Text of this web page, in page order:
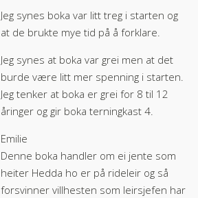
Jeg synes boka var litt treg i starten og
at de brukte mye tid på å forklare.
Jeg synes at boka var grei men at det
burde være litt mer spenning i starten.
Jeg tenker at boka er grei for 8 til 12
åringer og gir boka terningkast 4.
Emilie
Denne boka handler om ei jente som
heiter Hedda ho er på rideleir og så
forsvinner villhesten som leirsjefen har